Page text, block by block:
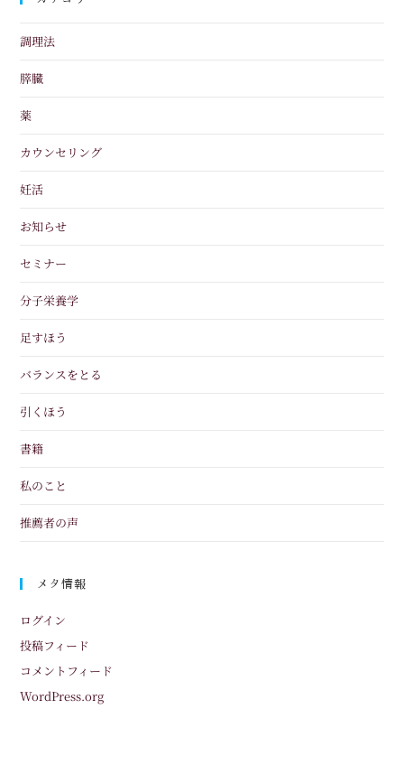
調理法
膵臓
薬
カウンセリング
妊活
お知らせ
セミナー
分子栄養学
足すほう
バランスをとる
引くほう
書籍
私のこと
推薦者の声
メタ情報
ログイン
投稿フィード
コメントフィード
WordPress.org